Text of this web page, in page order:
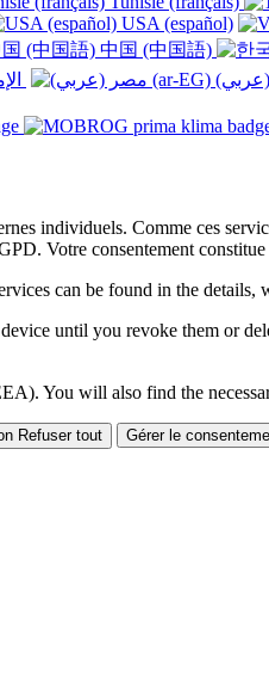
USA (español)
中国 (中国語)
individuels. Comme ces
Votre consentement
can be found in the
until you revoke them or
You will also find the
Refuser tout
Gérer le